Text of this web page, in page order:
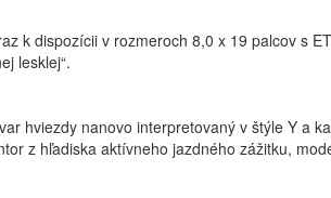
k dispozícii v rozmeroch 8,0 x 19 palcov s
lesklej“.
hviezdy nanovo interpretovaný v štýle Y a
z hľadiska aktívneho jazdného zážitku,